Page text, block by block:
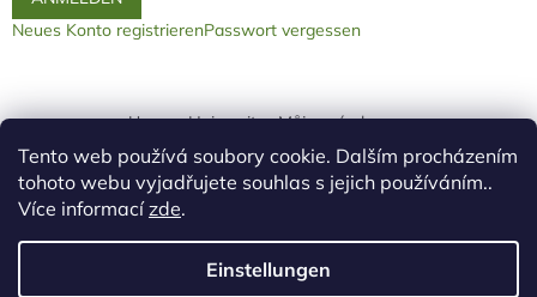
Tento web používá soubory cookie. Dalším procházením
tohoto webu vyjadřujete souhlas s jejich používáním..
Více informacízde.
Einstellungen
Neues Konto registrierenPasswort vergessen
Unsere Heimseite Můjprvníeshop.cz
logo ž
Erstellt von Shoptet